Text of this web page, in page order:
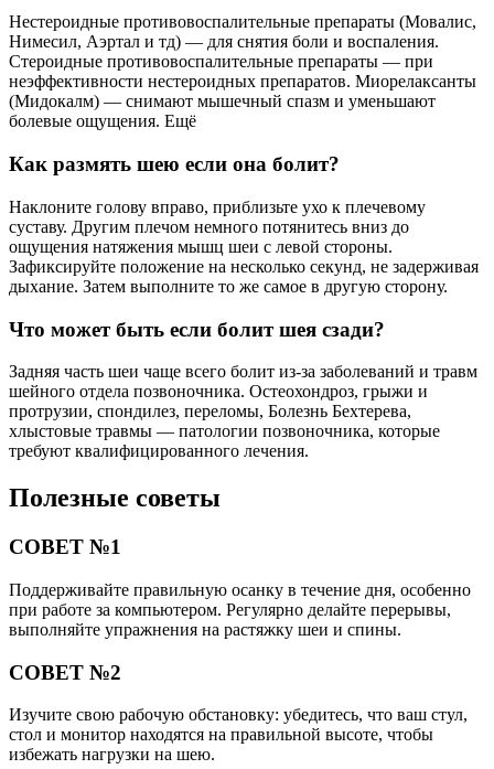
Нестероидные противовоспалительные препараты (Мовалис,
Нимесил, Аэртал и тд) — для снятия боли и воспаления.
Стероидные противовоспалительные препараты — при
неэффективности нестероидных препаратов. Миорелаксанты
(Мидокалм) — снимают мышечный спазм и уменьшают
болевые ощущения. Ещё
Как размять шею если она болит?
Наклоните голову вправо, приблизьте ухо к плечевому
суставу. Другим плечом немного потянитесь вниз до
ощущения натяжения мышц шеи с левой стороны.
Зафиксируйте положение на несколько секунд, не задерживая
дыхание. Затем выполните то же самое в другую сторону.
Что может быть если болит шея сзади?
Задняя часть шеи чаще всего болит из-за заболеваний и травм
шейного отдела позвоночника. Остеохондроз, грыжи и
протрузии, спондилез, переломы, Болезнь Бехтерева,
хлыстовые травмы — патологии позвоночника, которые
требуют квалифицированного лечения.
Полезные советы
СОВЕТ №1
Поддерживайте правильную осанку в течение дня, особенно
при работе за компьютером. Регулярно делайте перерывы,
выполняйте упражнения на растяжку шеи и спины.
СОВЕТ №2
Изучите свою рабочую обстановку: убедитесь, что ваш стул,
стол и монитор находятся на правильной высоте, чтобы
избежать нагрузки на шею.